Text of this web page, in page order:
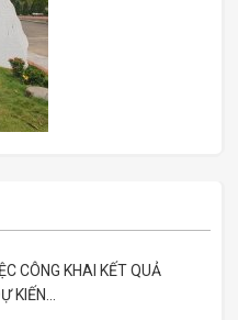
CÔNG KHAI KẾT QUẢ
KIẾN...